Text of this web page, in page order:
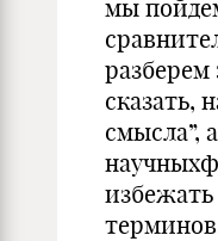
мы
разберем
сказать,
смысла”,